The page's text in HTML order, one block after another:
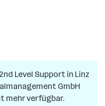
Level Support in Linz
GmbH
mehr verfügbar.